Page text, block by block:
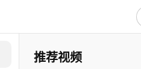
推荐视频